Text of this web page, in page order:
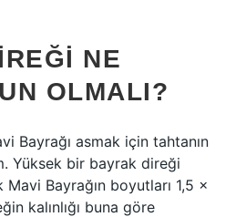
NE
OLMALI?
Bayrağı asmak için tahtanın
Yüksek bir bayrak direği
Mavi Bayrağın boyutları 1,5 x
kalınlığı buna göre